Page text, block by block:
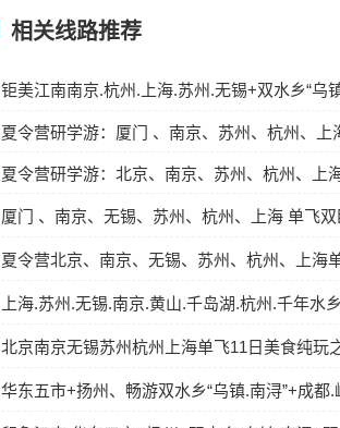
相关线路推荐
钜美江南南京.杭州.上海.苏州.无锡+双水乡“乌
夏令营研学游：厦门 、南京、苏州、杭州、上
夏令营研学游：北京、南京、苏州、杭州、上
厦门 、南京、无锡、苏州、杭州、上海 单飞
夏令营北京、南京、无锡、苏州、杭州、上海
上海.苏州.无锡.南京.黄山.千岛湖.杭州.千年水
北京南京无锡苏州杭州上海单飞11日美食纯玩
华东五市+扬州、畅游双水乡“乌镇.南浔”+成都